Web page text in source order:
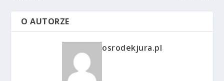
O AUTORZE
osrodekjura.pl